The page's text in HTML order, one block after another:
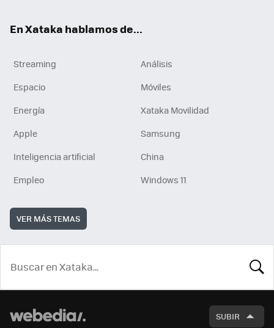
En Xataka hablamos de...
Streaming
Análisis
Espacio
Móviles
Energía
Xataka Movilidad
Apple
Samsung
Inteligencia artificial
China
Empleo
Windows 11
VER MÁS TEMAS
SUBIR